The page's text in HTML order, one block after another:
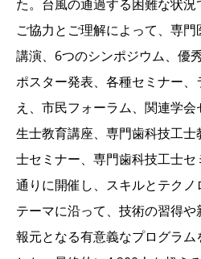
た。台風の通過する困難な状
ご協力とご理解によって、専
講演、6つのシンポジウム、優
ポスター発表、各種セミナー
え、市民フォーラム、関連学
生士教育講座、専門歯科技工
士セミナー、専門歯科技工士
通りに開催し、スキルとテク
テーマに沿って、技術の習得
報元となる有意義なプログラム